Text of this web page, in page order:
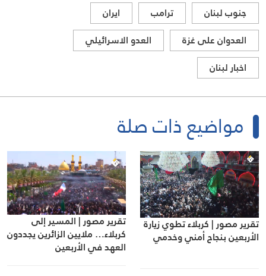
جنوب لبنان
ترامب
ايران
العدوان على غزة
العدو الاسرائيلي
اخبار لبنان
مواضيع ذات صلة
تقرير مصور | كربلاء تطوي زيارة
الأربعين بنجاح أمني وخدمي
تقرير مصور | المسير إلى
كربلاء… ملايين الزائرين يجددون
العهد في الأربعين